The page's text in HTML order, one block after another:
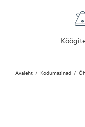
Avaleht Kodumasinad